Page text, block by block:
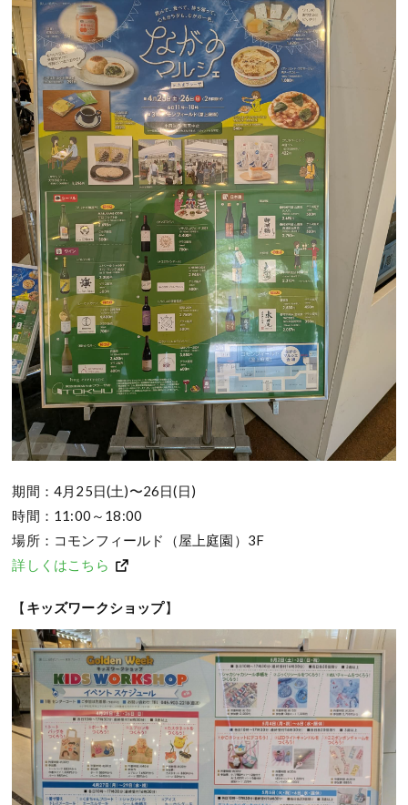
期間：4月25日(土)〜26日(日)
時間：11:00～18:00
場所：コモンフィールド（屋上庭園）3F
詳しくはこちら
【 キッズワークショップ】